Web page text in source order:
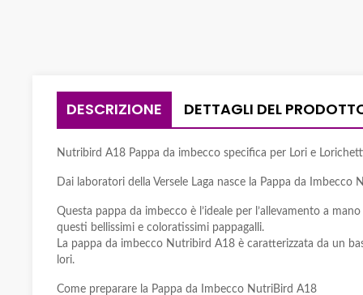
DESCRIZIONE DETTAGLI DEL
Nutribird A18 Pappa da imbecco specifica per Lori e
Dai laboratori della Versele Laga nasce la Pappa da
Questa pappa da imbecco è l’ideale per l’allevamento a
questi bellissimi e coloratissimi pappagalli.
La pappa da imbecco Nutribird A18 è caratterizzata da un
lori.
Come preparare la Pappa da Imbecco NutriBird A18